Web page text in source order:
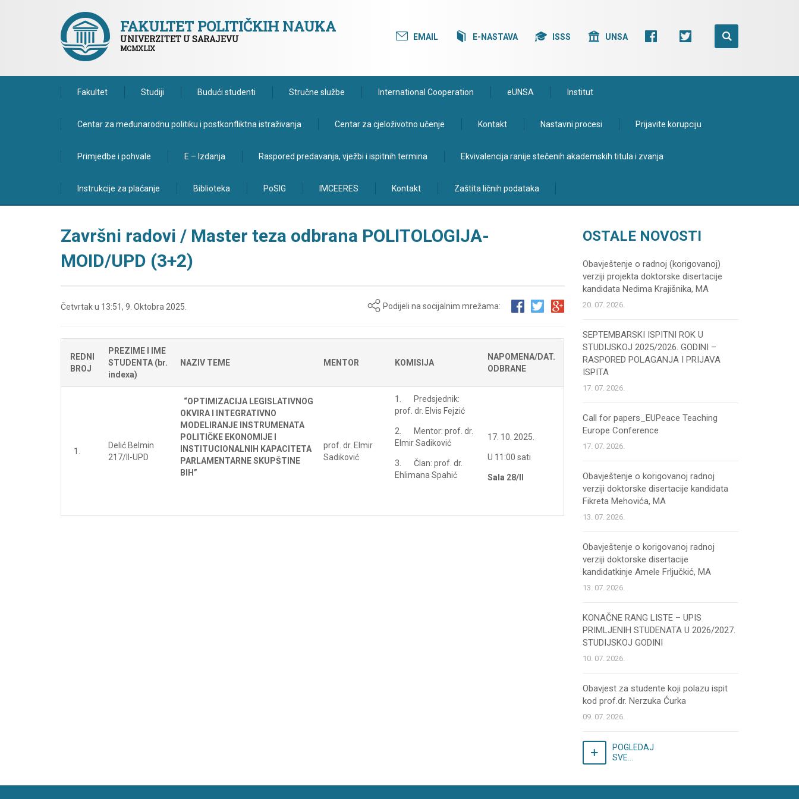
FAKULTET POLITIČKIH NAUKA
UNIVERZITET U SARAJEVU
MCMXLIX
EMAIL E-NASTAVA ISSS UNSA
Fakultet Studiji Budući studenti Stručne službe International Cooperation eUNSA Institut
Centar za međunarodnu politiku i postkonfliktna istraživanja Centar za cjeloživotno učenje Kontakt Nastavni procesi Prijavite korupciju
Primjedbe i pohvale E – Izdanja Raspored predavanja, vježbi i ispitnih termina Ekvivalencija ranije stečenih akademskih titula i zvanja
Instrukcije za plaćanje Biblioteka PoSIG IMCEERES Kontakt Zaštita ličnih podataka
Završni radovi / Master teza odbrana POLITOLOGIJA-
MOID/UPD (3+2)
Četvrtak u 13:51, 9. Oktobra 2025. Podijeli na socijalnim mrežama:
REDNI
BROJ
PREZIME I IME
STUDENTA (br.
indexa)
NAZIV TEME MENTOR KOMISIJA
NAPOMENA/DAT.
ODBRANE
Delić Belmin
217/II-UPD
“OPTIMIZACIJA LEGISLATIVNOG
OKVIRA I INTEGRATIVNO
MODELIRANJE INSTRUMENATA
POLITIČKE EKONOMIJE I
INSTITUCIONALNIH KAPACITETA
PARLAMENTARNE SKUPŠTINE
BIH”
prof. dr. Elmir
Sadiković
1. Predsjednik:
prof. dr. Elvis Fejzić
2. Mentor: prof. dr.
Elmir Sadiković
3. Član: prof. dr.
Ehlimana Spahić
17. 10. 2025.
U 11:00 sati
Sala 28/II
OSTALE NOVOSTI
Obavještenje o radnoj (korigovanoj)
verziji projekta doktorske disertacije
kandidata Nedima Krajišnika, MA
20. 07. 2026.
SEPTEMBARSKI ISPITNI ROK U
STUDIJSKOJ 2025/2026. GODINI –
RASPORED POLAGANJA I PRIJAVA
ISPITA
17. 07. 2026.
Call for papers_EUPeace Teaching
Europe Conference
17. 07. 2026.
Obavještenje o korigovanoj radnoj
verziji doktorske disertacije kandidata
Fikreta Mehovića, MA
13. 07. 2026.
Obavještenje o korigovanoj radnoj
verziji doktorske disertacije
kandidatkinje Amele Frljučkić, MA
13. 07. 2026.
KONAČNE RANG LISTE – UPIS
PRIMLJENIH STUDENATA U 2026/2027.
STUDIJSKOJ GODINI
10. 07. 2026.
Obavjest za studente koji polazu ispit
kod prof.dr. Nerzuka Ćurka
09. 07. 2026.
POGLEDAJ
SVE...